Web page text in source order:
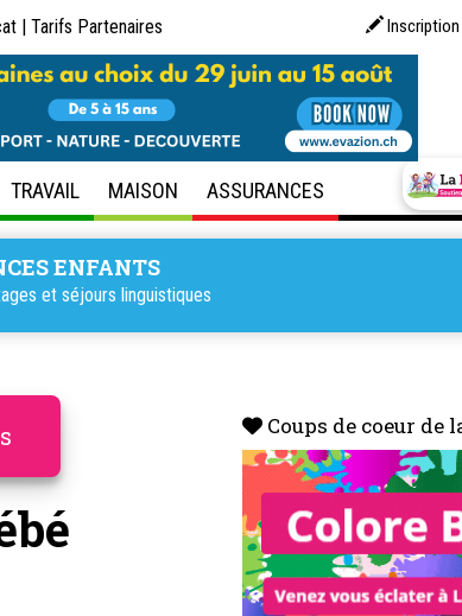
Inscription
| Tarifs Partenaires
TRAVAIL MAISON ASSURANCES
ENFANTS
et séjours linguistiques
Coups de coeur de